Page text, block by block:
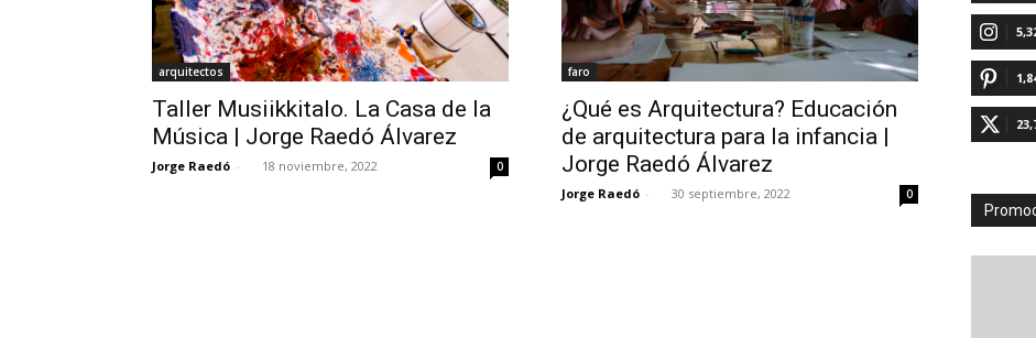
arquitectos
Taller Musiikkitalo. La Casa de la
Música | Jorge Raedó Álvarez
Jorge Raedó - 18 noviembre, 2022 0
faro
¿Qué es Arquitectura? Educación
de arquitectura para la infancia |
Jorge Raedó Álvarez
Jorge Raedó - 30 septiembre, 2022 0